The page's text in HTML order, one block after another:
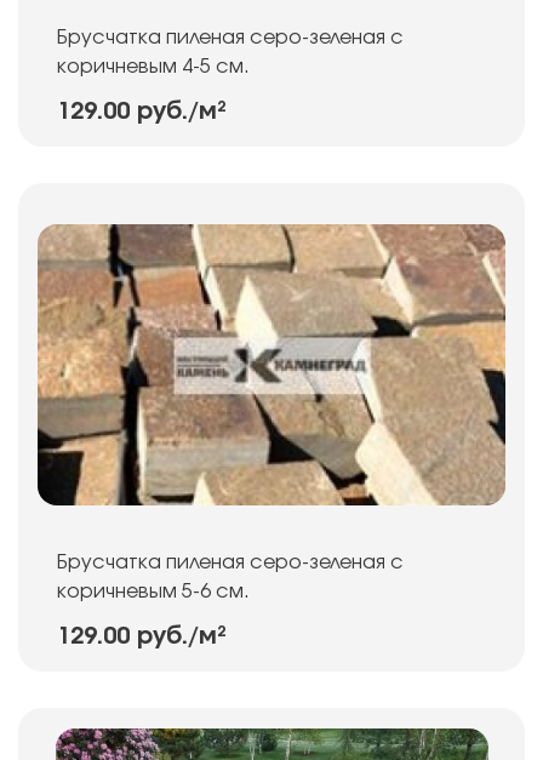
Брусчатка пиленая серо-зеленая с
коричневым 4-5 см.
129.00 руб./м²
Брусчатка пиленая серо-зеленая с
коричневым 5-6 см.
129.00 руб./м²